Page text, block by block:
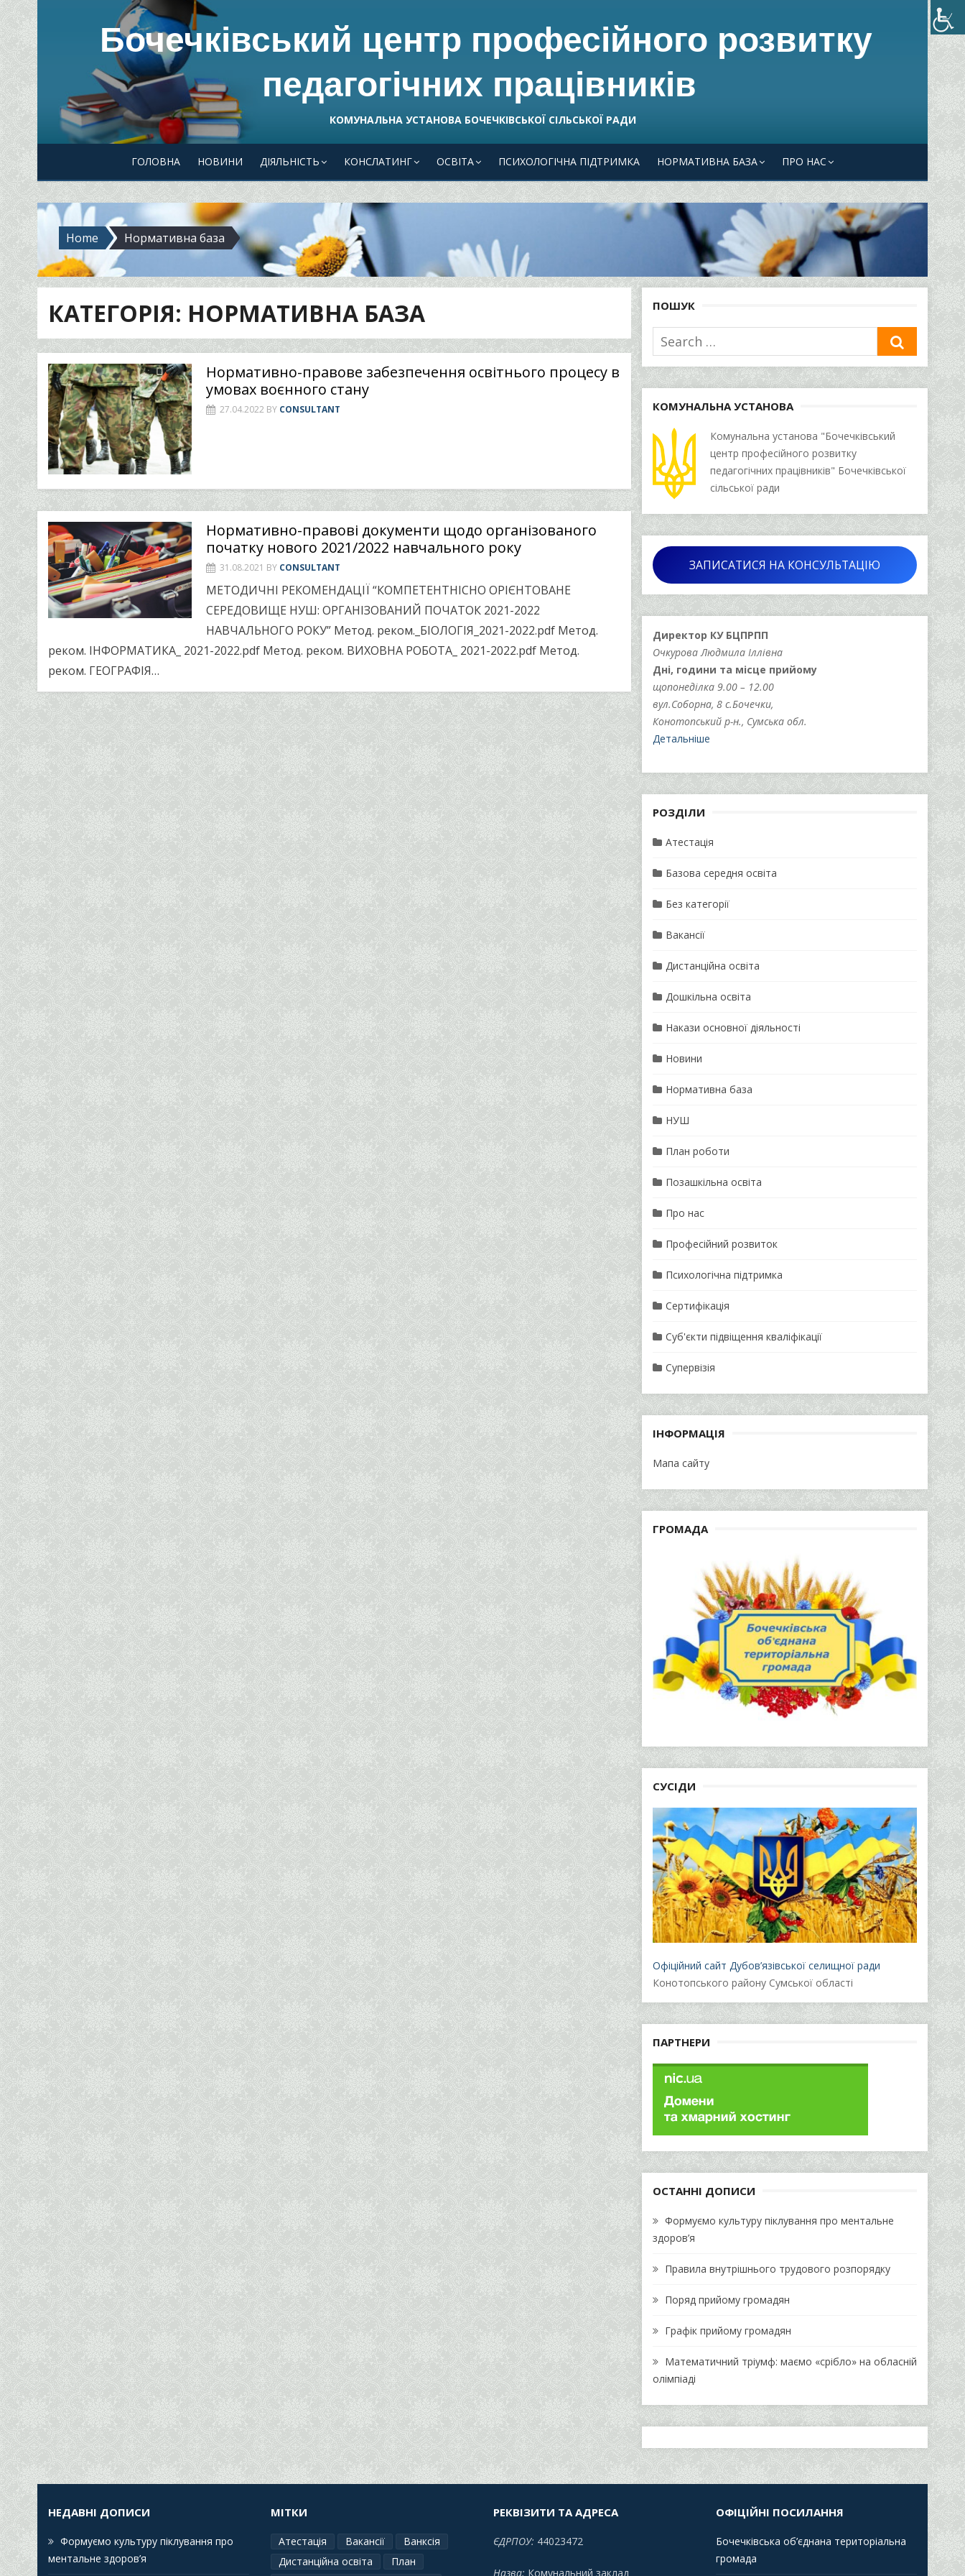
Бочечківський центр професійного розвитку
педагогічних працівників
КОМУНАЛЬНА УСТАНОВА БОЧЕЧКІВСЬКОЇ СІЛЬСЬКОЇ РАДИ
ГОЛОВНА НОВИНИ ДІЯЛЬНІСТЬ КОНСЛАТИНГ ОСВІТА ПСИХОЛОГІЧНА ПІДТРИМКА НОРМАТИВНА БАЗА ПРО НАС
Home Нормативна база
КАТЕГОРІЯ: НОРМАТИВНА БАЗА
Нормативно-правове забезпечення освітнього процесу в
умовах воєнного стану
27.04.2022 BY CONSULTANT
Нормативно-правові документи щодо організованого
початку нового 2021/2022 навчального року
31.08.2021 BY CONSULTANT
МЕТОДИЧНІ РЕКОМЕНДАЦІЇ “КОМПЕТЕНТНІСНО ОРІЄНТОВАНЕ
СЕРЕДОВИЩЕ НУШ: ОРГАНІЗОВАНИЙ ПОЧАТОК 2021-2022
НАВЧАЛЬНОГО РОКУ” Метод. реком._БІОЛОГІЯ_2021-2022.pdf Метод.
реком. ІНФОРМАТИКА_ 2021-2022.pdf Метод. реком. ВИХОВНА РОБОТА_ 2021-2022.pdf Метод.
реком. ГЕОГРАФІЯ…
ПОШУК
Search
for:
КОМУНАЛЬНА УСТАНОВА
Комунальна установа "Бочечківський
центр професійного розвитку
педагогічних працівників" Бочечківської
сільської ради
ЗАПИСАТИСЯ НА КОНСУЛЬТАЦІЮ
Директор КУ БЦПРПП
Очкурова Людмила Іллівна
Дні, години та місце прийому
щопонеділка 9.00 – 12.00
вул.Соборна, 8 с.Бочечки,
Конотопський р-н., Сумська обл.
Детальніше
РОЗДІЛИ
Атестація
Базова середня освіта
Без категорії
Вакансії
Дистанційна освіта
Дошкільна освіта
Накази основної діяльності
Новини
Нормативна база
НУШ
План роботи
Позашкільна освіта
Про нас
Професійний розвиток
Психологічна підтримка
Сертифікація
Суб'єкти підвіщення кваліфікації
Супервізія
ІНФОРМАЦІЯ
Мапа сайту
ГРОМАДА
СУСІДИ
Офіційний сайт Дубов’язівської селищної ради
Конотопського району Сумської області
ПАРТНЕРИ
ОСТАННІ ДОПИСИ
Формуємо культуру піклування про ментальне
здоров’я
Правила внутрішнього трудового розпорядку
Поряд прийому громадян
Графік прийому громадян
Математичний тріумф: маємо «срібло» на обласній
олімпіаді
НЕДАВНІ ДОПИСИ
Формуємо культуру піклування про
ментальне здоров’я
МІТКИ
Атестація Вакансії
Ванксія
Дистанційна освіта
План
РЕКВІЗИТИ ТА АДРЕСА
ЄДРПОУ: 44023472
Назва: Комунальний заклад
ОФІЦІЙНІ ПОСИЛАННЯ
Бочечківська об’єднана територіальна
громада